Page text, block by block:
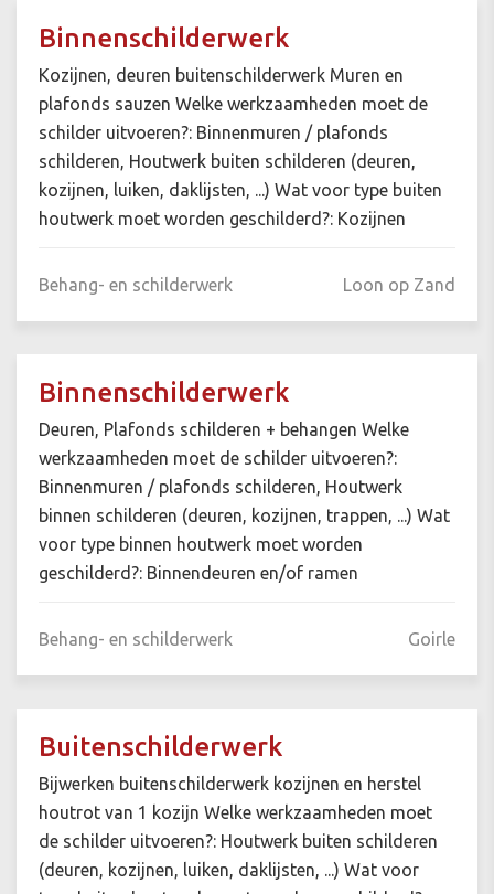
Binnenschilderwerk
Kozijnen, deuren buitenschilderwerk Muren en
plafonds sauzen Welke werkzaamheden moet de
schilder uitvoeren?: Binnenmuren / plafonds
schilderen, Houtwerk buiten schilderen (deuren,
kozijnen, luiken, daklijsten, ...) Wat voor type buiten
houtwerk moet worden geschilderd?: Kozijnen
Behang- en schilderwerk Loon op Zand
Binnenschilderwerk
Deuren, Plafonds schilderen + behangen Welke
werkzaamheden moet de schilder uitvoeren?:
Binnenmuren / plafonds schilderen, Houtwerk
binnen schilderen (deuren, kozijnen, trappen, ...) Wat
voor type binnen houtwerk moet worden
geschilderd?: Binnendeuren en/of ramen
Behang- en schilderwerk Goirle
Buitenschilderwerk
Bijwerken buitenschilderwerk kozijnen en herstel
houtrot van 1 kozijn Welke werkzaamheden moet
de schilder uitvoeren?: Houtwerk buiten schilderen
(deuren, kozijnen, luiken, daklijsten, ...) Wat voor